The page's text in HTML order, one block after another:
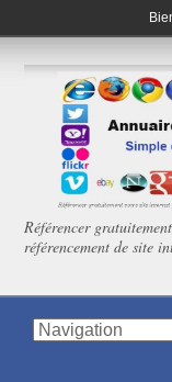
Référencer
référencement de site